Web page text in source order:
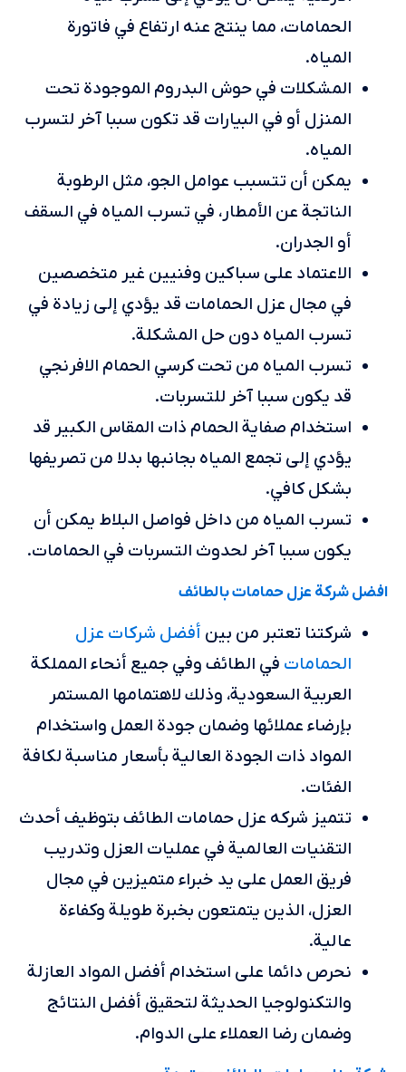
الحمامات، مما ينتج عنه ارتفاع في فاتورة
المياه.
المشكلات في حوش البدروم الموجودة تحت
المنزل أو في البيارات قد تكون سببا آخر لتسرب
المياه.
يمكن أن تتسبب عوامل الجو، مثل الرطوبة
الناتجة عن الأمطار، في تسرب المياه في السقف
أو الجدران.
الاعتماد على سباكين وفنيين غير متخصصين
في مجال عزل الحمامات قد يؤدي إلى زيادة في
تسرب المياه دون حل المشكلة.
تسرب المياه من تحت كرسي الحمام الافرنجي
قد يكون سببا آخر للتسربات.
استخدام صفاية الحمام ذات المقاس الكبير قد
يؤدي إلى تجمع المياه بجانبها بدلا من تصريفها
بشكل كافي.
تسرب المياه من داخل فواصل البلاط يمكن أن
يكون سببا آخر لحدوث التسربات في الحمامات.
افضل شركة عزل حمامات بالطائف
شركتنا تعتبر من بين أفضل شركات عزل
الحمامات في الطائف وفي جميع أنحاء المملكة
العربية السعودية، وذلك لاهتمامها المستمر
بإرضاء عملائها وضمان جودة العمل واستخدام
المواد ذات الجودة العالية بأسعار مناسبة لكافة
الفئات.
تتميز شركه عزل حمامات الطائف بتوظيف أحدث
التقنيات العالمية في عمليات العزل وتدريب
فريق العمل على يد خبراء متميزين في مجال
العزل، الذين يتمتعون بخبرة طويلة وكفاءة
عالية.
نحرص دائما على استخدام أفضل المواد العازلة
والتكنولوجيا الحديثة لتحقيق أفضل النتائج
وضمان رضا العملاء على الدوام.